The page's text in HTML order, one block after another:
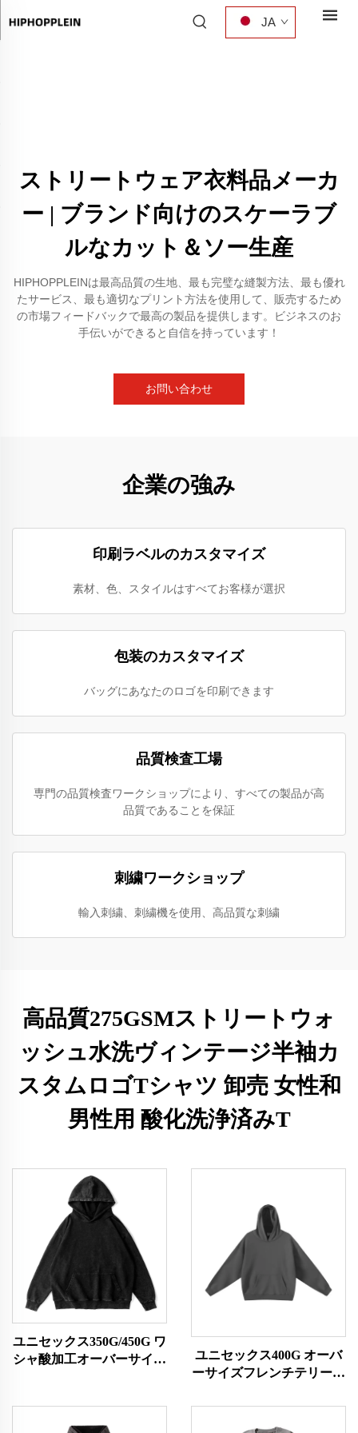
JA
ストリートウェア衣料品メーカ
ー | ブランド向けのスケーラブ
ルなカット＆ソー生産
HIPHOPPLEINは最高品質の生地、最も完璧な縫製方法、最も優れ
たサービス、最も適切なプリント方法を使用して、販売するため
の市場フィードバックで最高の製品を提供します。ビジネスのお
手伝いができると自信を持っています！
お問い合わせ
企業の強み
印刷ラベルのカスタマイズ
素材、色、スタイルはすべてお客様が選択
包装のカスタマイズ
バッグにあなたのロゴを印刷できます
品質検査工場
専門の品質検査ワークショップにより、すべての製品が高
品質であることを保証
刺繍ワークショップ
輸入刺繍、刺繍機を使用、高品質な刺繍
高品質275GSMストリートウォ
ッシュ水洗ヴィンテージ半袖カ
スタムロゴTシャツ 卸売 女性和
男性用 酸化洗浄済みT
ユニセックス350G/450G ワ
シャ酸加工オーバーサイズ
ユニセックス400G オーバ
ーサイズフレンチテリー素